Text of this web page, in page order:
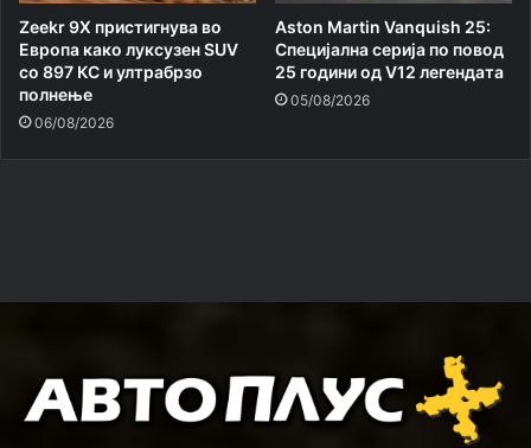
Zeekr 9X пристигнува во
Европа како луксузен SUV
со 897 КС и ултрабрзо
полнење
06/08/2026
Aston Martin Vanquish 25:
Специјална серија по повод
25 години од V12 легендата
05/08/2026